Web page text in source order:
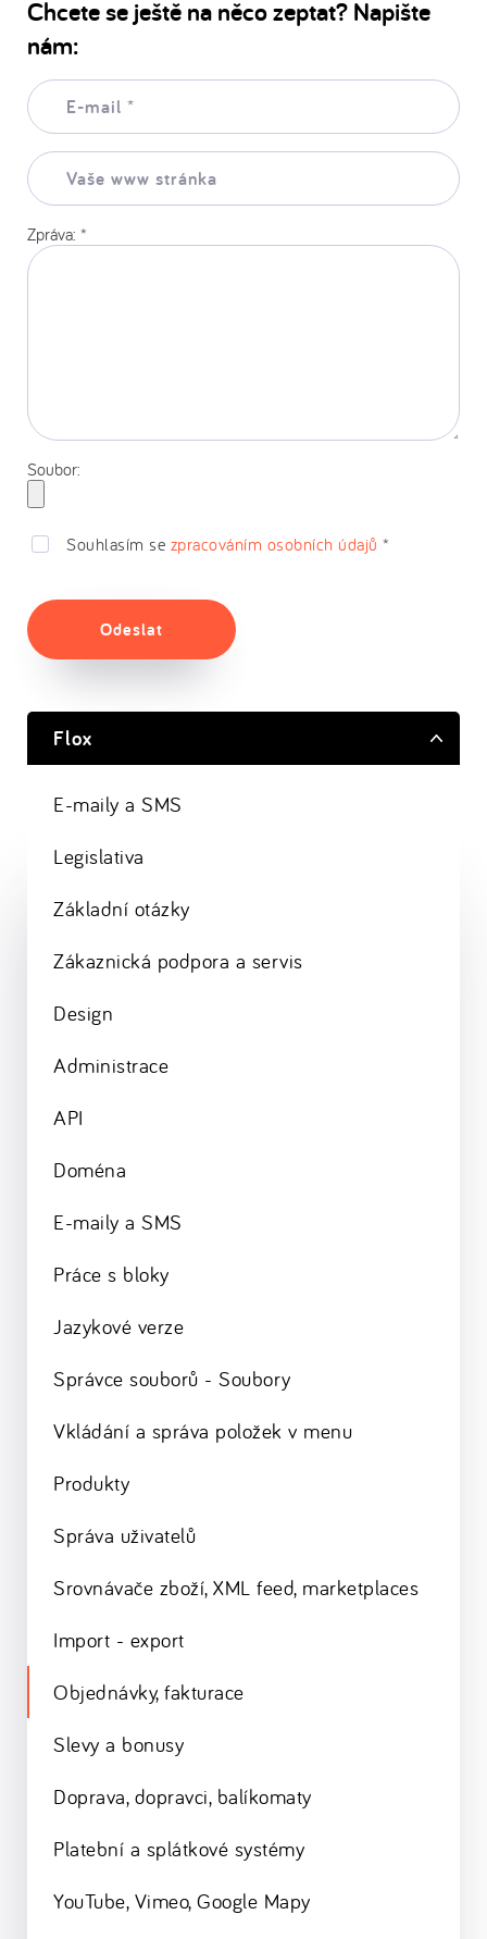
Chcete se ještě na něco zeptat? Napište
nám:
E-
mail:
Vaše
www
stránka:
Zpráva: *
Soubor:
Souhlasím se zpracováním osobních údajů *
Odeslat
Flox
E-maily a SMS
Legislativa
Základní otázky
Zákaznická podpora a servis
Design
Administrace
API
Doména
E-maily a SMS
Práce s bloky
Jazykové verze
Správce souborů - Soubory
Vkládání a správa položek v menu
Produkty
Správa uživatelů
Srovnávače zboží, XML feed, marketplaces
Import - export
Objednávky, fakturace
Slevy a bonusy
Doprava, dopravci, balíkomaty
Platební a splátkové systémy
YouTube, Vimeo, Google Mapy